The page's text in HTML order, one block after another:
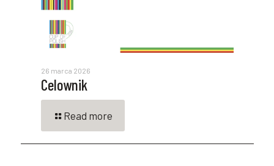
26 marca 2026
Celownik
Read more